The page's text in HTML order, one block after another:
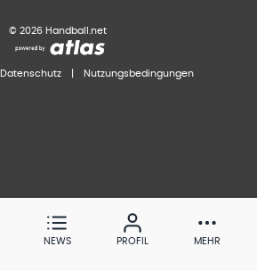
© 2026 Handball.net
Datenschutz Nutzungsbedingungen
NEWS PROFIL MEHR